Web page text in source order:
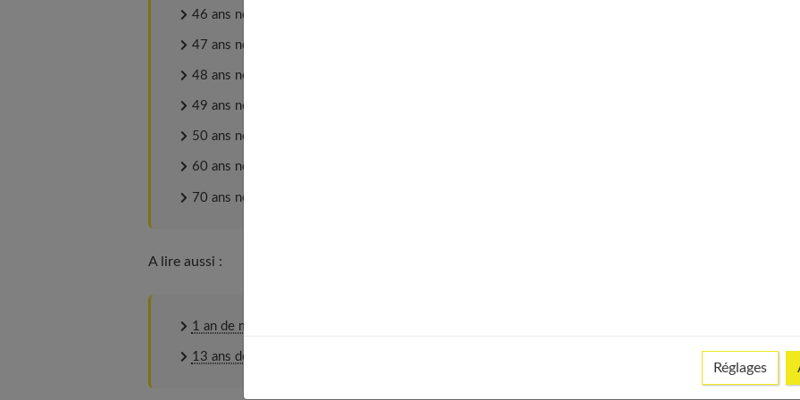
46 ans noces de lavande
47 ans noces de cachemire
48 ans noces d'améthyste
49 ans noces de cèdre
50 ans noces d'or
60 ans noces de diamant
70 ans noces de platine
A lire aussi :
1 an de mariage : 20 idées géniales pour fêter ça
13 ans de mariage : que faire pour vos noces de muguet ?
Réglages